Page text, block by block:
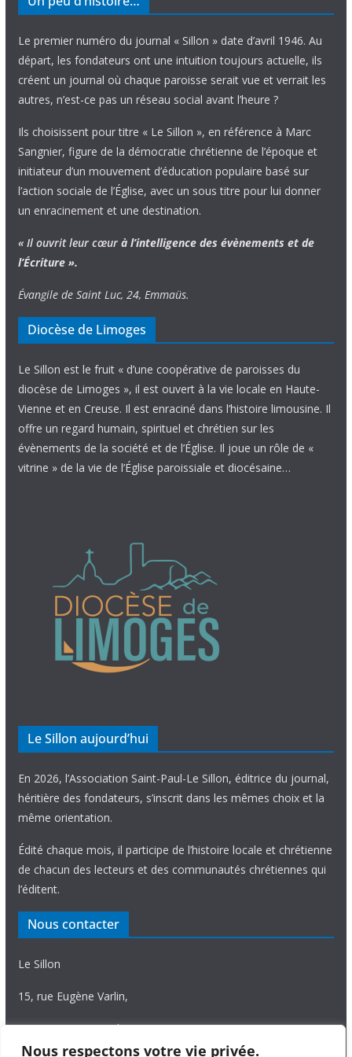
Nous respectons votre vie privée.
Le premier numéro du journal « Sillon » date d’avril 1946. Au
départ, les fondateurs ont une intuition toujours actuelle, ils
créent un journal où chaque paroisse serait vue et verrait les
autres, n’est-ce pas un réseau social avant l’heure ?
Ils choisissent pour titre « Le Sillon », en référence à Marc
Sangnier, figure de la démocratie chrétienne de l’époque et
initiateur d’un mouvement d’éducation populaire basé sur
l’action sociale de l’Église, avec un sous titre pour lui donner
un enracinement et une destination.
« Il ouvrit leur cœur à l’intelligence des évènements et de
l’Écriture ».
Évangile de Saint Luc, 24, Emmaüs.
Diocèse de Limoges
Le Sillon est le fruit « d’une coopérative de paroisses du
diocèse de Limoges », il est ouvert à la vie locale en Haute-
Vienne et en Creuse. Il est enraciné dans l’histoire limousine. Il
offre un regard humain, spirituel et chrétien sur les
évènements de la société et de l’Église. Il joue un rôle de «
vitrine » de la vie de l’Église paroissiale et diocésaine…
Le Sillon aujourd’hui
En 2026, l’Association Saint-Paul-Le Sillon, éditrice du journal,
héritière des fondateurs, s’inscrit dans les mêmes choix et la
même orientation.
Édité chaque mois, il participe de l’histoire locale et chrétienne
de chacun des lecteurs et des communautés chrétiennes qui
l’éditent.
Nous contacter
Le Sillon
15, rue Eugène Varlin,
87036 Limoges Cedex.